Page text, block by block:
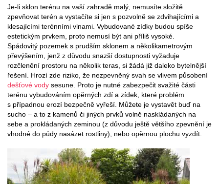
Je-li sklon terénu na vaší zahradě malý, nemusíte složitě
zpevňovat terén a vystačíte si jen s pozvolně se zdvihajícími a
klesajícími terénními vlnami. Vybudované zídky budou spíše
estetickým prvkem, proto nemusí být ani příliš vysoké.
Spádovitý pozemek s prudším sklonem a několikametrovým
převýšením, jenž z důvodu snazší dostupnosti vyžaduje
rozčlenění prostoru na několik teras, si žádá již daleko bytelnější
řešení. Hrozí zde riziko, že nezpevněný svah se vlivem působení
dešťové vody sesune. Proto je nutné zabezpečit svažité části
terénu vybudováním opěrných zdí a zídek, které problém
s případnou erozí bezpečně vyřeší. Můžete je vystavět buď na
sucho – a to z kamenů či jiných prvků volně naskládaných na
sebe a prokládaných zeminou (z důvodu ještě většího zpevnění je
vhodné do půdy nasázet rostliny), nebo opěrnou plochu vyzdít.